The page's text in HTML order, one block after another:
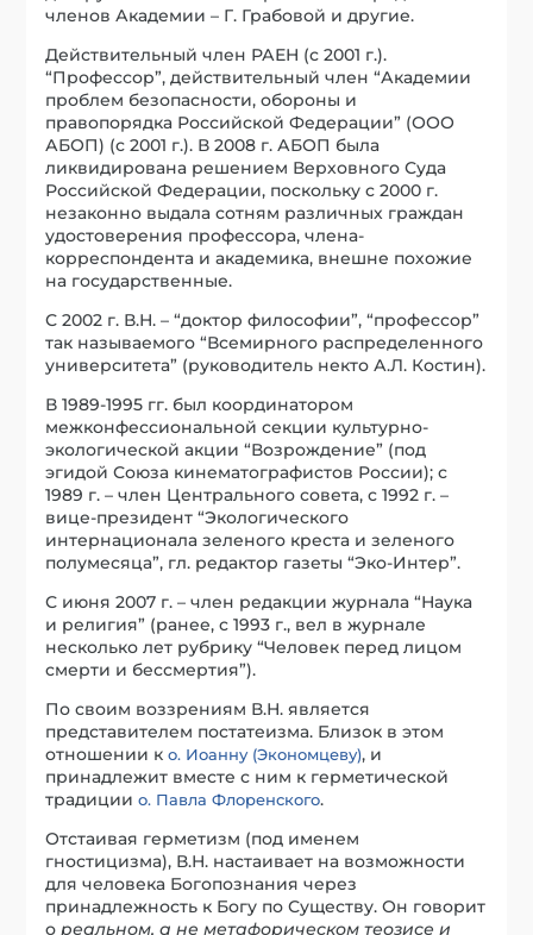
членов Академии – Г. Грабовой и другие.
Действительный член РАЕН (с 2001 г.).
“Профессор”, действительный член “Академии
проблем безопасности, обороны и
правопорядка Российской Федерации” (ООО
АБОП) (с 2001 г.). В 2008 г. АБОП была
ликвидирована решением Верховного Суда
Российской Федерации, поскольку с 2000 г.
незаконно выдала сотням различных граждан
удостоверения профессора, члена-
корреспондента и академика, внешне похожие
на государственные.
С 2002 г. В.Н. – “доктор философии”, “профессор”
так называемого “Всемирного распределенного
университета” (руководитель некто А.Л. Костин).
В 1989-1995 гг. был координатором
межконфессиональной секции культурно-
экологической акции “Возрождение” (под
эгидой Союза кинематографистов России); с
1989 г. – член Центрального совета, с 1992 г. –
вице-президент “Экологического
интернационала зеленого креста и зеленого
полумесяца”, гл. редактор газеты “Эко-Интер”.
С июня 2007 г. – член редакции журнала “Наука
и религия” (ранее, с 1993 г., вел в журнале
несколько лет рубрику “Человек перед лицом
смерти и бессмертия”).
По своим воззрениям В.Н. является
представителем постатеизма. Близок в этом
отношении ко. Иоанну (Экономцеву), и
принадлежит вместе с ним к герметической
традициио. Павла Флоренского.
Отстаивая герметизм (под именем
гностицизма), В.Н. настаивает на возможности
для человека Богопознания через
принадлежность к Богу по Существу. Он говорит
ореальном, а не метафорическом теозисе и